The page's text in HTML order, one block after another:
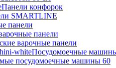
Панели конфорок
SMARTLINE
панели
панели
варочные панели
Посудомоечные
посудомоечные машины 60